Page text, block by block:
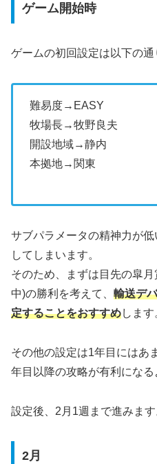
ゲーム開始時
ゲームの初回設定は以下の通
難易度→EASY
牧場長→牧野良夫
開設地域→静内
本拠地→関東
サブパラメータの精神力が
してしまいます。
そのため、まずは目先の皐
中)の勝利を考えて、 輸送デ
定することをおすすめします
その他の設定は1年目にはあ
年目以降の攻略が有利になる
設定後、2月1週まで進みます
2月